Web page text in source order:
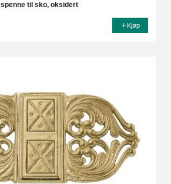
spenne til sko, oksidert
Kjøp